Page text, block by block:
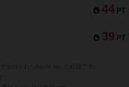
44 PT
39 PT